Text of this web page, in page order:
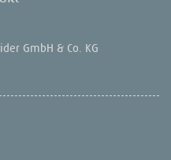
GmbH & Co. KG